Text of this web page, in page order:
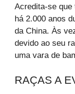
Acredita-se que
há 2.000 anos
da China. Às
devido ao seu
uma vara de
RAÇAS A